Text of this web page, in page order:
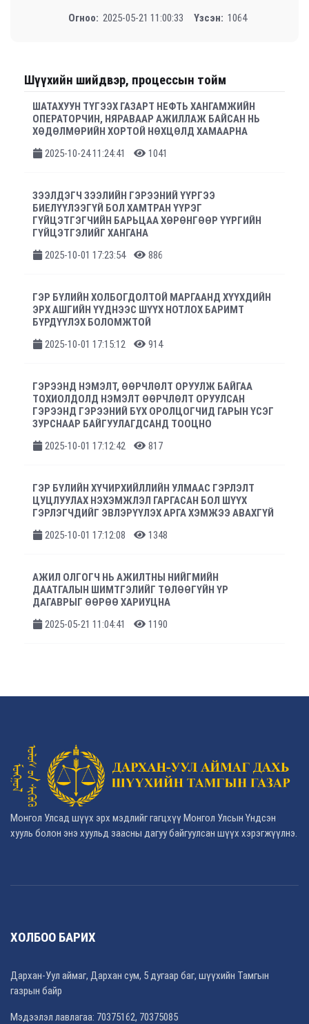
Огноо: 2025-05-21 11:00:33 Үзсэн: 1064
Шүүхийн шийдвэр, процессын тойм
ШАТАХУУН ТҮГЭЭХ ГАЗАРТ НЕФТЬ ХАНГАМЖИЙН
ОПЕРАТОРЧИН, НЯРАВААР АЖИЛЛАЖ БАЙСАН НЬ
ХӨДӨЛМӨРИЙН ХОРТОЙ НӨХЦӨЛД ХАМААРНА
2025-10-24 11:24:41
1041
ЗЭЭЛДЭГЧ ЗЭЭЛИЙН ГЭРЭЭНИЙ ҮҮРГЭЭ
БИЕЛҮҮЛЭЭГҮЙ БОЛ ХАМТРАН ҮҮРЭГ
ГҮЙЦЭТГЭГЧИЙН БАРЬЦАА ХӨРӨНГӨӨР ҮҮРГИЙН
ГҮЙЦЭТГЭЛИЙГ ХАНГАНА
2025-10-01 17:23:54
886
ГЭР БҮЛИЙН ХОЛБОГДОЛТОЙ МАРГААНД ХҮҮХДИЙН
ЭРХ АШГИЙН ҮҮДНЭЭС ШҮҮХ НОТЛОХ БАРИМТ
БҮРДҮҮЛЭХ БОЛОМЖТОЙ
2025-10-01 17:15:12
914
ГЭРЭЭНД НЭМЭЛТ, ӨӨРЧЛӨЛТ ОРУУЛЖ БАЙГАА
ТОХИОЛДОЛД НЭМЭЛТ ӨӨРЧЛӨЛТ ОРУУЛСАН
ГЭРЭЭНД ГЭРЭЭНИЙ БҮХ ОРОЛЦОГЧИД ГАРЫН ҮСЭГ
ЗУРСНААР БАЙГУУЛАГДСАНД ТООЦНО
2025-10-01 17:12:42
817
ГЭР БҮЛИЙН ХҮЧИРХИЙЛЛИЙН УЛМААС ГЭРЛЭЛТ
ЦУЦЛУУЛАХ НЭХЭМЖЛЭЛ ГАРГАСАН БОЛ ШҮҮХ
ГЭРЛЭГЧДИЙГ ЭВЛЭРҮҮЛЭХ АРГА ХЭМЖЭЭ АВАХГҮЙ
2025-10-01 17:12:08
1348
АЖИЛ ОЛГОГЧ НЬ АЖИЛТНЫ НИЙГМИЙН
ДААТГАЛЫН ШИМТГЭЛИЙГ ТӨЛӨӨГҮЙН ҮР
ДАГАВРЫГ ӨӨРӨӨ ХАРИУЦНА
2025-05-21 11:04:41
1190
Монгол Улсад шүүх эрх мэдлийг гагцхүү Монгол Улсын Үндсэн
хууль болон энэ хуульд заасны дагуу байгуулсан шүүх хэрэгжүүлнэ.
ХОЛБОО БАРИХ
Дархан-Уул аймаг, Дархан сум, 5 дугаар баг, шүүхийн Тамгын
газрын байр
Мэдээлэл лавлагаа: 70375162, 70375085